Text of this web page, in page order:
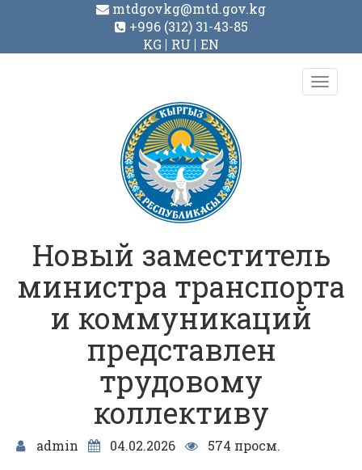
mtdgovkg@mtd.gov.kg
+996 (312) 31-43-85
KG
RU EN
Toggle
Новый заместитель
министра транспорта
и коммуникаций
представлен
трудовому
коллективу
admin 04.02.2026
574 просм.